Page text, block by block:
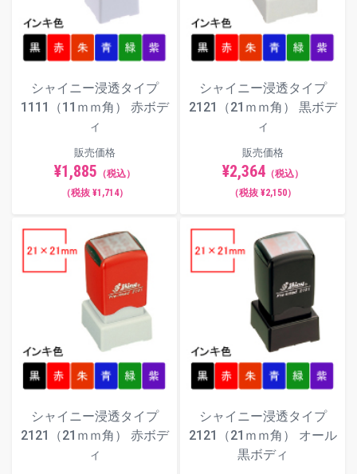
シャイニー浸透タイプ
1111（11ｍｍ角） 赤ボデ
ィ
販売価格
¥1,885 （税込）
（税抜 ¥1,714）
シャイニー浸透タイプ
2121（21ｍｍ角） 黒ボデ
ィ
販売価格
¥2,364（税込）
（税抜 ¥2,150）
シャイニー浸透タイプ
2121（21ｍｍ角） 赤ボデ
ィ
シャイニー浸透タイプ
2121（21ｍｍ角） オール
黒ボディ